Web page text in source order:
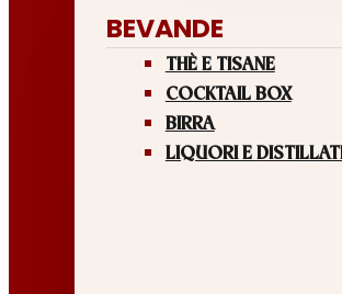
BEVANDE
THÈ E TISANE
COCKTAIL BOX
BIRRA
LIQUORI E DISTILLATI